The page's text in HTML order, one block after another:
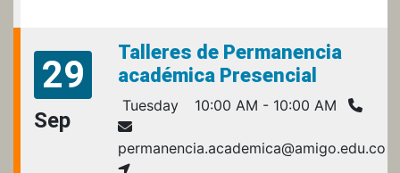
29
Sep
Talleres de Permanencia
académica Presencial
Tuesday 10:00 AM - 10:00 AM
permanencia.academica@amigo.edu.co